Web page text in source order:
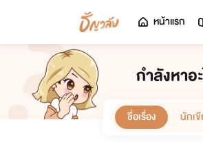
หน้าแรก
กำลังหาอ
ชื่อเรื่อง นักเ